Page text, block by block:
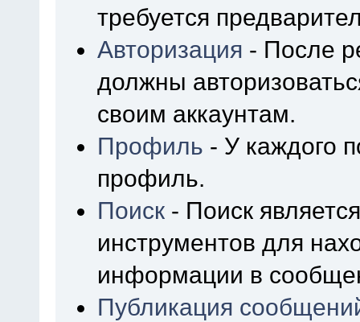
требуется
Авторизация - После
должны
своим аккаунтам.
Профиль - У каждого
профиль.
Поиск - Поиск
инструментов для
информации в
Публикация